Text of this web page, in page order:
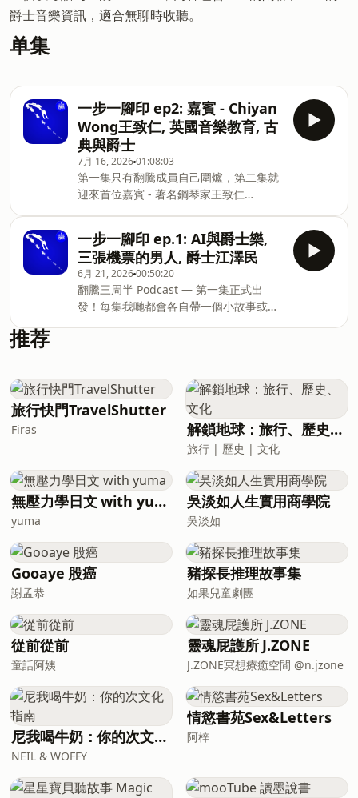
爵士音樂資訊，適合無聊時收聽。
单集
一步一腳印 ep2: 嘉賓 - Chiyan
Wong王致仁, 英國音樂教育, 古
典與爵士
7月 16, 202601:08:03
第一集只有翻騰成員自己圍爐，第二集就
迎來首位嘉賓 - 著名鋼琴家王致仁
問了解Chiyan的音樂歷程，從初初學習音
樂，到中學入讀英國讀音樂寄宿學校，再
到灌錄首張專輯，再到近年開始投入爵士
樂的世界。一直覺得古典與爵士樂是兩個
世界的朋友，一定不能錯過！**小編表示
自己都學左好多野
一步一腳印 ep.1: AI與爵士樂,
三張機票的男人, 爵士江澤民
6月 21, 202600:50:20
翻騰三周半 Podcast — 第一集正式出
發！每集我哋都會各自帶一個小故事或分
同科技可以點樣共存；Brian 帶嚟翻騰員
機票先至去到日本；最後 Bowen 分享
Dean 點樣差啲 fake 到佢幾乎引爆翻騰成
立以嚟第一個公關災難。輕鬆閒聊，笑中
有料。一步一腳印，由呢度開始。
推荐
旅行快門TravelShutter
Firas 解鎖地球：旅行、歷史、文化
旅行 | 歷史 | 文化
無壓力學日文 with yuma
yuma
吳淡如人生實用商學院
吳淡如
Gooaye 股癌
謝孟恭
豬探長推理故事集
如果兒童劇團
從前從前
童話阿姨
靈魂屁護所 J.ZONE
J.ZONE冥想療癒空間 @n.jzone
尼我喝牛奶：你的次文化指南
NEIL & WOFFY
情慾書苑Sex&Letters
阿梓